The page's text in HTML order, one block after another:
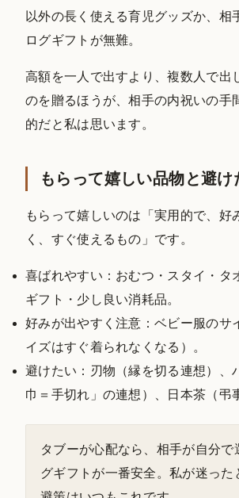
以外の長く使える育児グッズか、相
ログギフトが無難。
高額を一人で出すより、複数人で出
のを贈るほうが、相手の内祝いの手
的だと私は思います。
もらって嬉しい品物と避け
もらって嬉しいのは「実用的で、好
く、すぐ使えるもの」です。
喜ばれやすい：おむつ・スタイ・タ
ギフト・少し良い消耗品。
好みが出やすく注意：ベビー服のサ
イズはすぐ着られなくなる）。
避けたい：刃物（縁を切る連想）、
巾＝手切れ」の連想）、日本茶（弔
タブーが心配なら、相手が自分で
グギフトが一番安全。私が迷った